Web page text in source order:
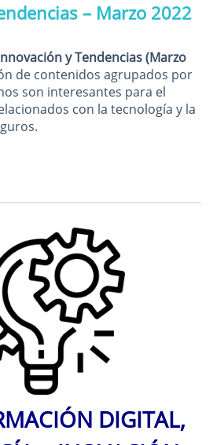
– Marzo 2022
y Tendencias (Marzo
de contenidos agrupados por
son interesantes para el
con la tecnología y la
DIGITAL,